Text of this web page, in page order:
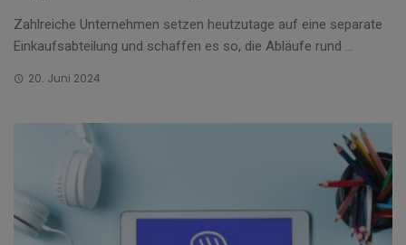
Zahlreiche Unternehmen setzen heutzutage auf eine separate
Einkaufsabteilung und schaffen es so, die Abläufe rund ...
20. Juni 2024